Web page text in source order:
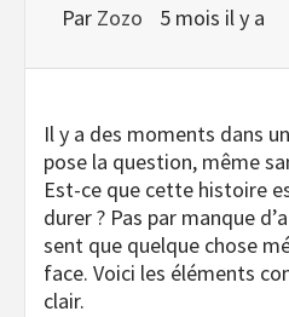
Par Zozo 5 mois il y a
Il y a des moments dans
pose la question, même
Est-ce que cette histoire
durer ? Pas par manque
sent que quelque chose
face. Voici les éléments
clair.